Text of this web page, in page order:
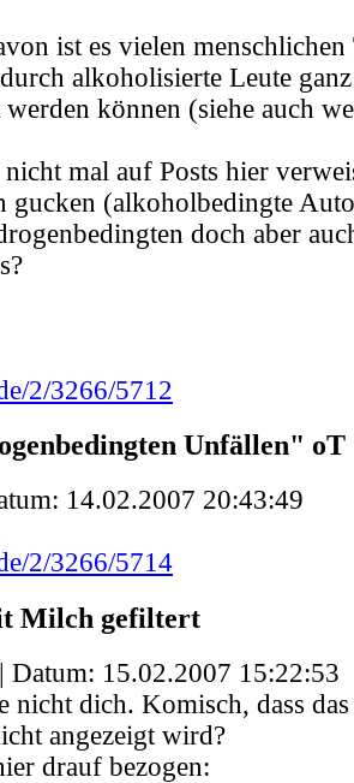
ist es vielen
alkoholisierte Leute
können (siehe auch
mal auf Posts hier
gucken (alkoholbedingte
doch aber
2/3266/5712
Unfällen" oT
14.02.2007 20:43:49
2/3266/5714
Milch gefiltert
Datum: 15.02.2007 15:22:53
nicht dich. Komisch, dass
angezeigt wird?
drauf bezogen: